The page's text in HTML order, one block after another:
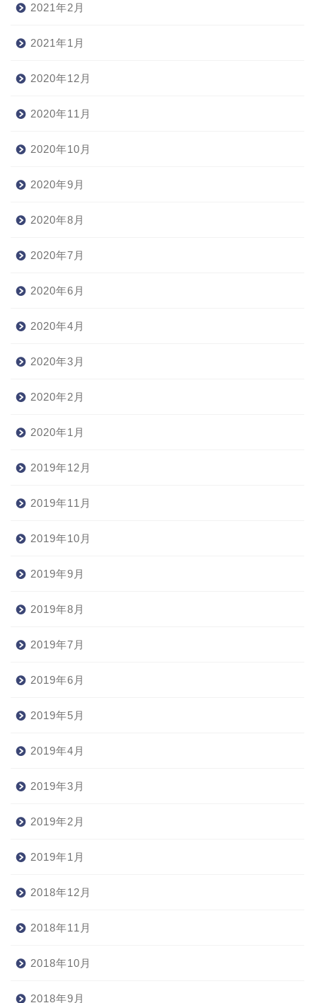
2021年2月
2021年1月
2020年12月
2020年11月
2020年10月
2020年9月
2020年8月
2020年7月
2020年6月
2020年4月
2020年3月
2020年2月
2020年1月
2019年12月
2019年11月
2019年10月
2019年9月
2019年8月
2019年7月
2019年6月
2019年5月
2019年4月
2019年3月
2019年2月
2019年1月
2018年12月
2018年11月
2018年10月
2018年9月